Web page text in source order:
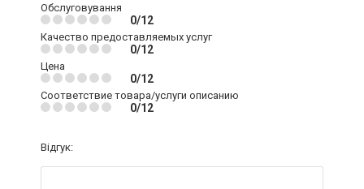
Обслуговування
0/12
Качество предоставляемых услуг
0/12
Цена
0/12
Соответствие товара/услуги описанию
0/12
Відгук: